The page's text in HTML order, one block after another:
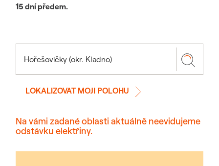
15 dní předem.
LOKALIZOVAT MOJI POLOHU
Na vámi zadané oblasti aktuálně neevidujeme
odstávku elektřiny.